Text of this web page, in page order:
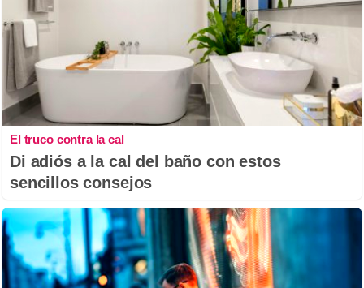
El truco contra la cal
Di adiós a la cal del baño con estos
sencillos consejos